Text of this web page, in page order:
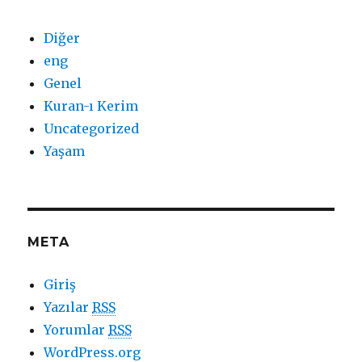
Diğer
eng
Genel
Kuran-ı Kerim
Uncategorized
Yaşam
META
Giriş
YazılarRSS
YorumlarRSS
WordPress.org